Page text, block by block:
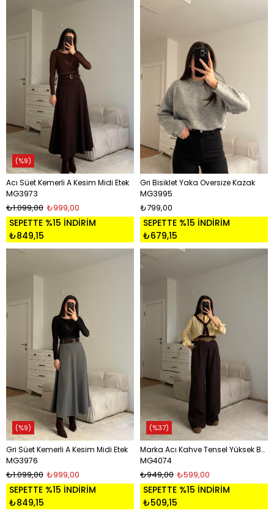
Acı Süet Kemerli A Kesim Midi Etek
MG3973
₺999,00
₺1.099,00
SEPETTE %15 İNDİRİM
₺849,15
%9
Gri Bisiklet Yaka Oversize Kazak
MG3995
₺799,00
SEPETTE %15 İNDİRİM
₺679,15
Gri Süet Kemerli A Kesim Midi Etek
MG3976
₺999,00
₺1.099,00
SEPETTE %15 İNDİRİM
₺849,15
%9
Marka Acı Kahve Tensel Yüksek Bel Pantolon
MG4074
₺599,00
₺949,00
SEPETTE %15 İNDİRİM
₺509,15
%37